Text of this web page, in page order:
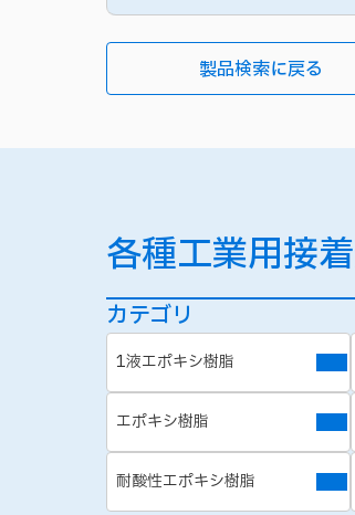
製品検索に戻る
各種工業用接
カテゴリ
1液エポキシ樹脂
エポキシ樹脂
耐酸性エポキシ樹脂